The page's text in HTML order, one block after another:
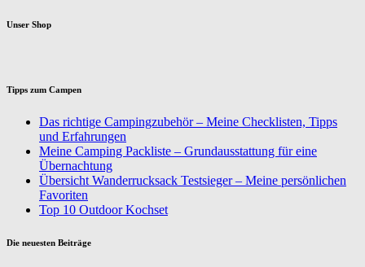
Unser Shop
Tipps zum Campen
Das richtige Campingzubehör – Meine Checklisten, Tipps
und Erfahrungen
Meine Camping Packliste – Grundausstattung für eine
Übernachtung
Übersicht Wanderrucksack Testsieger – Meine persönlichen
Favoriten
Top 10 Outdoor Kochset
Die neuesten Beiträge